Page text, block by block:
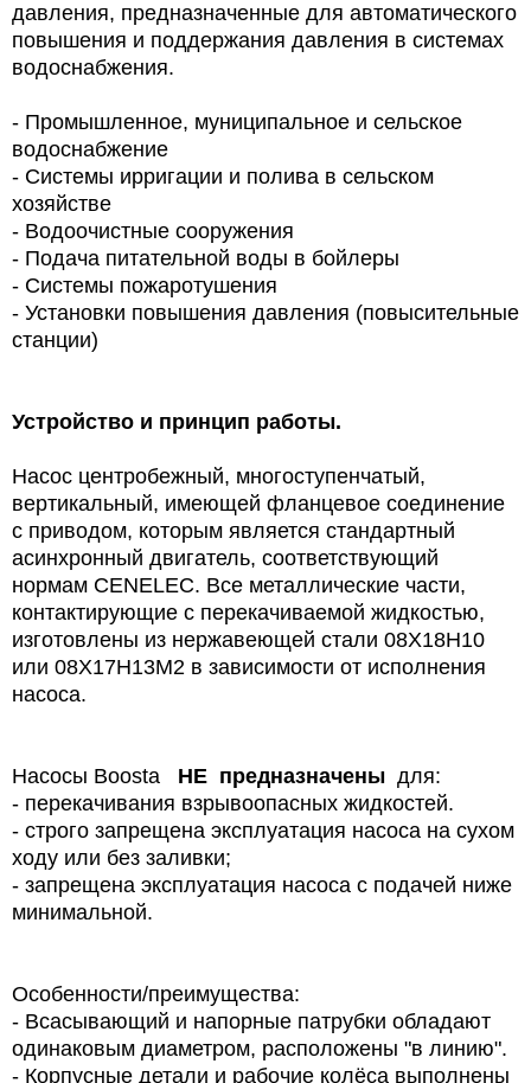
давления, предназначенные для автоматического
повышения и поддержания давления в системах
водоснабжения.
- Промышленное, муниципальное и сельское
водоснабжение
- Системы ирригации и полива в сельском
хозяйстве
- Водоочистные сооружения
- Подача питательной воды в бойлеры
- Системы пожаротушения
- Установки повышения давления (повысительные
станции)
Устройство и принцип работы.
Насос центробежный, многоступенчатый,
вертикальный, имеющей фланцевое соединение
с приводом, которым является стандартный
асинхронный двигатель, соответствующий
нормам CENELEC. Все металлические части,
контактирующие с перекачиваемой жидкостью,
изготовлены из нержавеющей стали 08Х18Н10
или 08Х17Н13М2 в зависимости от исполнения
насоса.
Насосы Boosta НЕ предназначены для:
- перекачивания взрывоопасных жидкостей.
- строго запрещена эксплуатация насоса на сухом
ходу или без заливки;
- запрещена эксплуатация насоса с подачей ниже
минимальной.
Особенности/преимущества:
- Всасывающий и напорные патрубки обладают
одинаковым диаметром, расположены "в линию".
- Корпусные детали и рабочие колёса выполнены